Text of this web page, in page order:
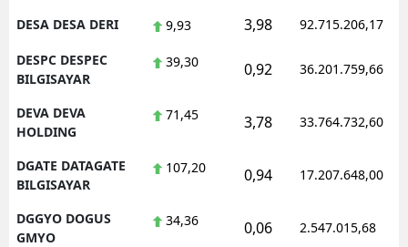
DESA DESA DERI 9,93 3,98 92.715.206,17
DESPC DESPEC
BILGISAYAR
39,30 0,92 36.201.759,66
DEVA DEVA
HOLDING
71,45 3,78 33.764.732,60
DGATE DATAGATE
BILGISAYAR
107,20 0,94 17.207.648,00
DGGYO DOGUS
GMYO
34,36 0,06 2.547.015,68